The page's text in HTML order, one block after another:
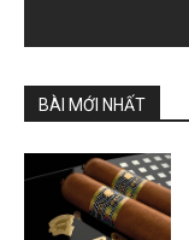
BÀI MỚI NHẤT